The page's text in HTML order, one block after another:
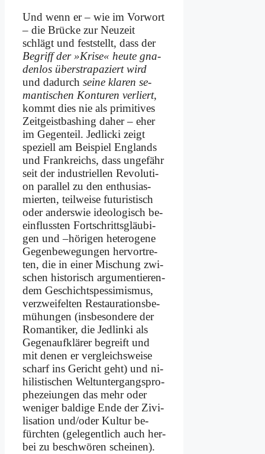
Und wenn er – wie im Vor­wort
– die Brücke zur Neu­zeit
schlägt und fest­stellt, dass der
Be­griff der »Kri­se« heu­te gna­
den­los über­stra­pa­ziert wird
und da­durch sei­ne kla­ren se­
man­ti­schen Kon­tu­ren ver­liert,
kommt dies nie als pri­mi­ti­ves
Zeit­geist­bas­hing da­her – eher
im Ge­gen­teil. Jedlicki zeigt
spe­zi­ell am Bei­spiel Eng­lands
und Frank­reichs, dass un­ge­fähr
seit der in­du­stri­el­len Re­vo­lu­ti­
on par­al­lel zu den en­thu­si­as­
mier­ten, teil­wei­se fu­tu­ri­stisch
oder an­ders­wie ideo­lo­gisch be­
ein­fluss­ten Fort­schritts­gläu­bi­
gen und –hö­ri­gen he­te­ro­ge­ne
Ge­gen­be­we­gun­gen her­vor­tre­
ten, die in ei­ner Mi­schung zwi­
schen hi­sto­risch ar­gu­men­tie­ren­
dem Ge­schichts­pes­si­mis­mus,
ver­zwei­fel­ten Re­stau­ra­ti­ons­be­
mü­hun­gen (ins­be­son­de­re der
Ro­man­ti­ker, die Jed­lin­ki als
Ge­gen­auf­klä­rer be­greift und
mit de­nen er ver­gleichs­wei­se
scharf ins Ge­richt geht) und ni­
hi­li­sti­schen Welt­un­ter­gangs­pro­
phe­zei­un­gen das mehr oder
we­ni­ger bal­di­ge En­de der Zi­vi­
li­sa­ti­on und/oder Kul­tur be­
fürch­ten (ge­le­gent­lich auch her­
bei zu be­schwö­ren schei­nen).